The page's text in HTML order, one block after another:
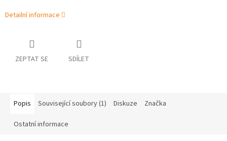
Detailní informace
ZEPTAT SE SDÍLET
Popis Související soubory (1) Diskuze Značka
Ostatní informace